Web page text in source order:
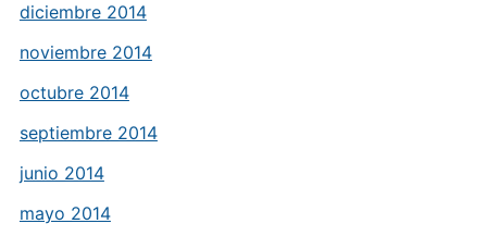
diciembre 2014
noviembre 2014
octubre 2014
septiembre 2014
junio 2014
mayo 2014